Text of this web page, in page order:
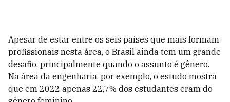
Apesar de estar entre os seis países que mais formam
profissionais nesta área, o Brasil ainda tem um grande
desafio, principalmente quando o assunto é gênero.
Na área da engenharia, por exemplo, o estudo mostra
que em 2022 apenas 22,7% dos estudantes eram do